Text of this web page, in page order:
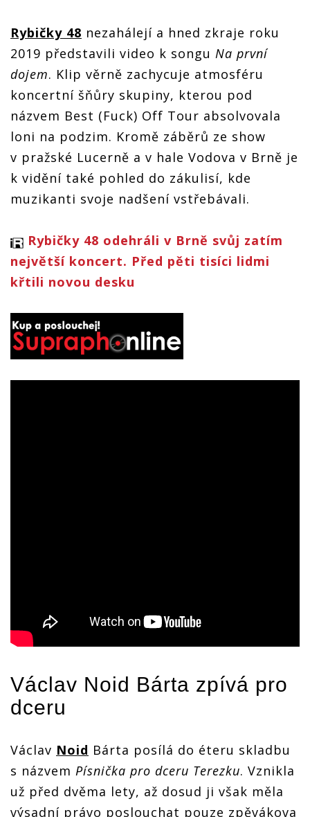
Rybičky 48 nezahálejí a hned zkraje roku
2019 představili video k songu Na první
dojem. Klip věrně zachycuje atmosféru
koncertní šňůry skupiny, kterou pod
názvem Best (Fuck) Off Tour absolvovala
loni na podzim. Kromě záběrů ze show
v pražské Lucerně a v hale Vodova v Brně je
k vidění také pohled do zákulisí, kde
muzikanti svoje nadšení vstřebávali.
Rybičky 48 odehráli v Brně svůj zatím
největší koncert. Před pěti tisíci lidmi
křtili novou desku
Václav Noid Bárta zpívá pro
dceru
Václav Noid Bárta posílá do éteru skladbu
s názvem Písnička pro dceru Terezku. Vznikla
už před dvěma lety, až dosud ji však měla
výsadní právo poslouchat pouze zpěvákova